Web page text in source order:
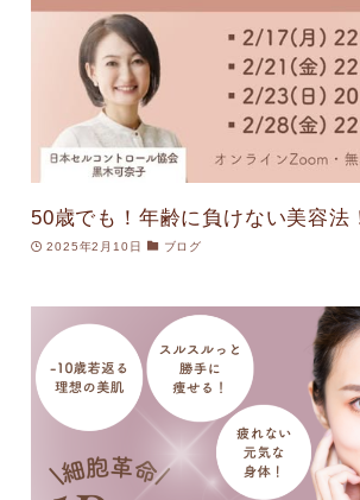
50歳でも！年齢に負けない美容法
2025年2月10日 ブログ